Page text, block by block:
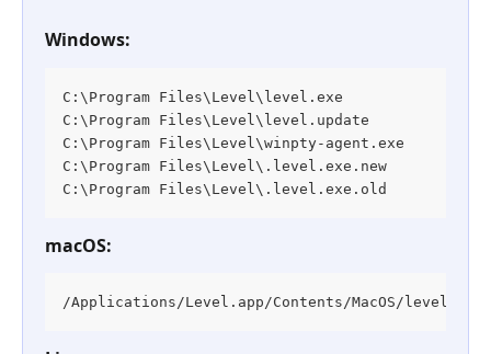
Windows:
C:\Program Files\Level\level.exe
C:\Program Files\Level\level.update
C:\Program Files\Level\winpty-agent.exe
C:\Program Files\Level\.level.exe.new
C:\Program Files\Level\.level.exe.old
macOS:
/Applications/Level.app/Contents/MacOS/level